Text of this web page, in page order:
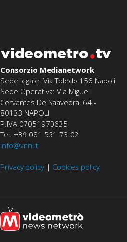
videometro tv
Consorzio Medianetwork
Sede legale: Via Toledo 156 Napoli
Sede Operativa: Via Miguel
Cervantes De Saavedra, 64 -
80133 NAPOLI
P.IVA 07051970635
Tel. +39 081 551.73.02
info@vnn.it
Privacy policy | Cookies policy